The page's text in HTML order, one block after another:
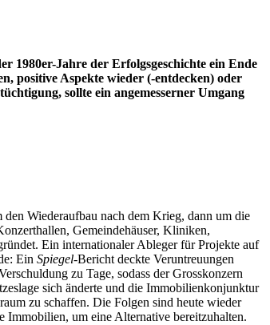
1980er-Jahre der Erfolgsgeschichte ein Ende
positive Aspekte wieder (-entdecken) oder
sollte ein angemesserner Umgang
Wiederaufbau nach dem Krieg, dann um die
Gemeindehäuser, Kliniken,
Ein internationaler Ableger für Projekte auf
Ein Spiegel-Bericht deckte Veruntreuungen
zu Tage, sodass der Grosskonzern
sich änderte und die Immobilienkonjunktur
zu schaffen. Die Folgen sind heute wieder
Immobilien, um eine Alternative bereitzuhalten.